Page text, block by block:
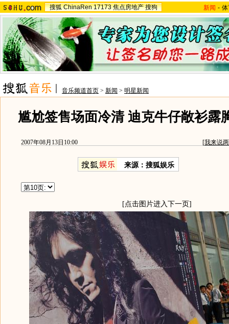
搜狐 ChinaRen 17173 焦点房地产 搜狗 新闻 -
音乐频道首页 > 新闻 > 明星新闻
尴尬签售场面冷清 迪克牛仔敞衫露
2007年08月13日10:00 [我来说
来源：搜狐娱乐
[点击图片进入下一页]